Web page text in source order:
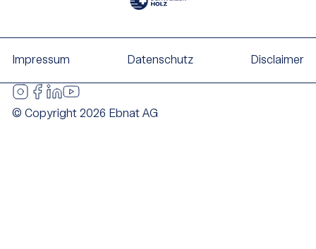
Impressum Datenschutz Disclaimer
© Copyright 2026 Ebnat AG